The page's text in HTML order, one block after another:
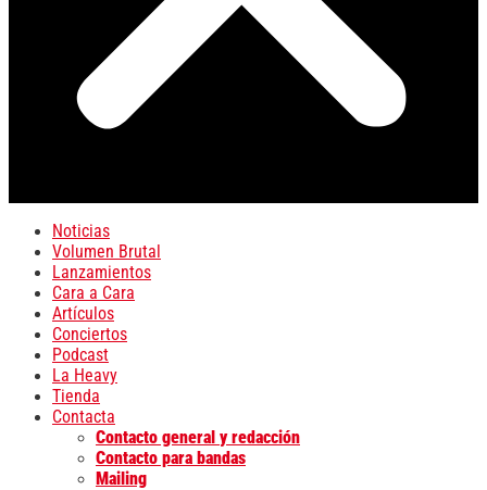
Noticias
Volumen Brutal
Lanzamientos
Cara a Cara
Artículos
Conciertos
Podcast
La Heavy
Tienda
Contacta
Contacto general y redacción
Contacto para bandas
Mailing